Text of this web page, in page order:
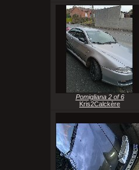
Pomigliana 2 of 6
Kris2Calckère